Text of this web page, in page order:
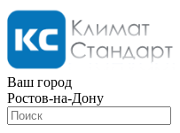
Ваш город
Ростов-на-Дону